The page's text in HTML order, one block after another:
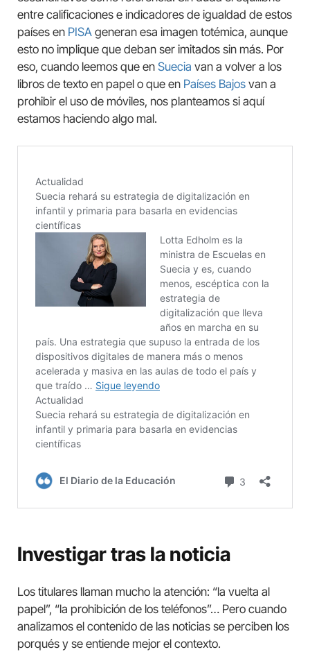
entre calificaciones e indicadores de igualdad de estos
países en PISA generan esa imagen totémica, aunque
esto no implique que deban ser imitados sin más. Por
eso, cuando leemos que en Suecia van a volver a los
libros de texto en papel o que en Países Bajos van a
prohibir el uso de móviles, nos planteamos si aquí
estamos haciendo algo mal.
Investigar tras la noticia
Los titulares llaman mucho la atención: “la vuelta al
papel”, “la prohibición de los teléfonos”… Pero cuando
analizamos el contenido de las noticias se perciben los
porqués y se entiende mejor el contexto.